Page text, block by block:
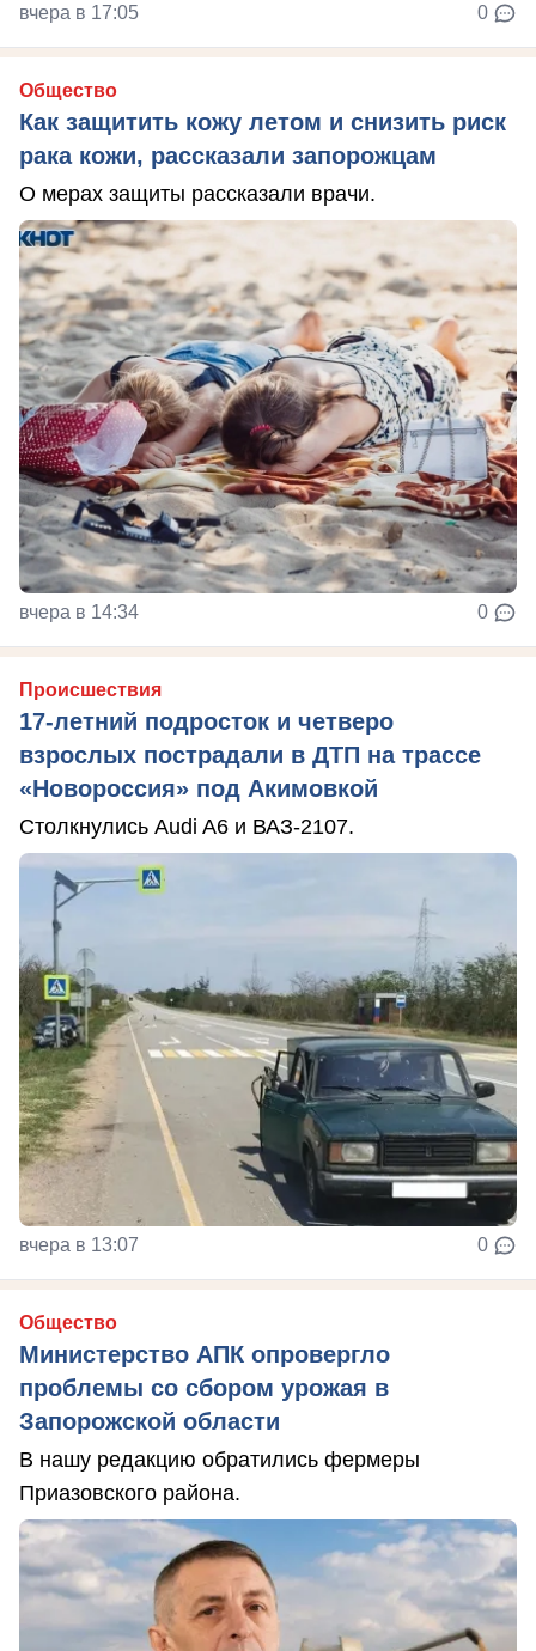
вчера в 17:05 0
Общество
Как защитить кожу летом и снизить риск
рака кожи, рассказали запорожцам
О мерах защиты рассказали врачи.
вчера в 14:34 0
Происшествия
17-летний подросток и четверо
взрослых пострадали в ДТП на трассе
«Новороссия» под Акимовкой
Столкнулись Audi A6 и ВАЗ-2107.
вчера в 13:07 0
Общество
Министерство АПК опровергло
проблемы со сбором урожая в
Запорожской области
В нашу редакцию обратились фермеры
Приазовского района.